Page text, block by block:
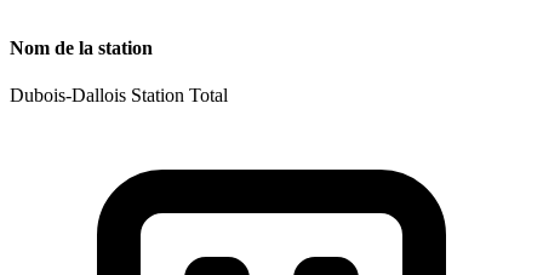
Nom de la station
Dubois-Dallois Station Total